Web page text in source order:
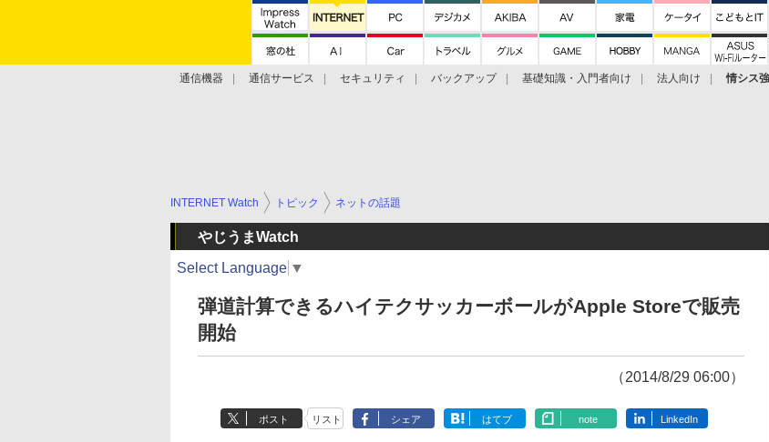
通信機器 通信サービス セキュリティ バックアップ 基礎知識・入門者向け 法人向け 情シス
INTERNET Watch トピック ネットの話題
やじうまWatch
Select Language ▼
弾道計算できるハイテクサッカーボールがApple Storeで販売
開始
（2014/8/29 06:00）
ポスト リスト シェア はてブ note LinkedIn